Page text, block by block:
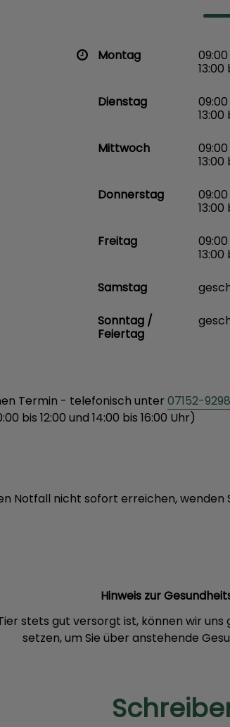
Montag
09:00
13:00
Dienstag
09:00
13:00
Mittwoch
09:00
13:00
Donnerstag
09:00
13:00
Freitag
09:00
13:00
Samstag
Sonntag /
Feiertag
Termin - telefonisch unter 07152-
bis 12:00 und 14:00 bis 16:00 Uhr)
Notfall nicht sofort erreichen,
Hinweis zur
stets gut versorgt ist, können wir
setzen, um Sie über anstehende